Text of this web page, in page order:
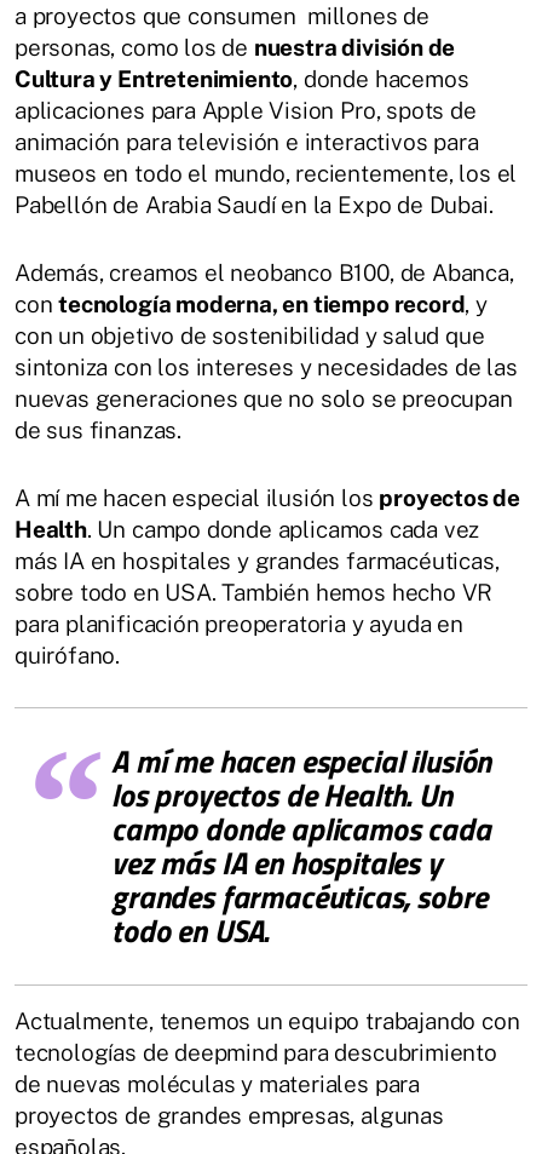
a proyectos que consumen millones de
personas, como los de nuestra división de
Cultura y Entretenimiento, donde hacemos
aplicaciones para Apple Vision Pro, spots de
animación para televisión e interactivos para
museos en todo el mundo, recientemente, los el
Pabellón de Arabia Saudí en la Expo de Dubai.
Además, creamos el neobanco B100, de Abanca,
contecnología moderna, en tiempo record, y
con un objetivo de sostenibilidad y salud que
sintoniza con los intereses y necesidades de las
nuevas generaciones que no solo se preocupan
de sus finanzas.
A mí me hacen especial ilusión los proyectos de
Health. Un campo donde aplicamos cada vez
más IA en hospitales y grandes farmacéuticas,
sobre todo en USA. También hemos hecho VR
para planificación preoperatoria y ayuda en
quirófano.
A mí me hacen especial ilusión
los proyectos de Health. Un
campo donde aplicamos cada
vez más IA en hospitales y
grandes farmacéuticas, sobre
todo en USA.
Actualmente, tenemos un equipo trabajando con
tecnologías de deepmind para descubrimiento
de nuevas moléculas y materiales para
proyectos de grandes empresas, algunas
españolas.